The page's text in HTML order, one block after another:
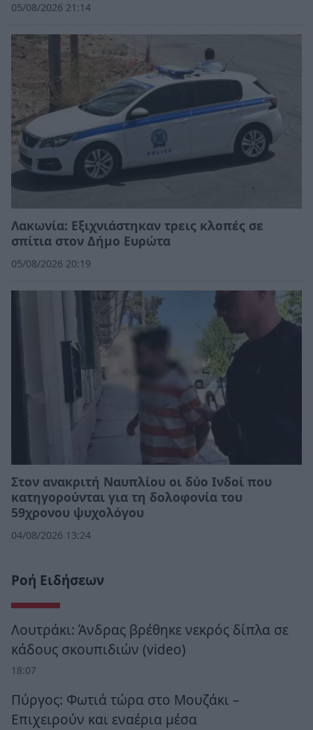
05/08/2026 21:14
Λακωνία: Εξιχνιάστηκαν τρεις κλοπές σε
σπίτια στον Δήμο Ευρώτα
05/08/2026 20:19
Στον ανακριτή Ναυπλίου οι δύο Ινδοί που
κατηγορούνται για τη δολοφονία του
59χρονου ψυχολόγου
04/08/2026 13:24
Ροή Ειδήσεων
Λουτράκι: Άνδρας βρέθηκε νεκρός δίπλα σε
κάδους σκουπιδιών (video)
18:07
Πύργος: Φωτιά τώρα στο Μουζάκι –
Επιχειρούν και εναέρια μέσα